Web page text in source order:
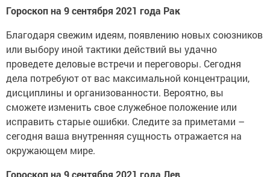
Гороскоп на 9 сентября 2021 года Рак
Благодаря свежим идеям, появлению новых союзников
или выбору иной тактики действий вы удачно
проведете деловые встречи и переговоры. Сегодня
дела потребуют от вас максимальной концентрации,
дисциплины и организованности. Вероятно, вы
сможете изменить свое служебное положение или
исправить старые ошибки. Следите за приметами –
сегодня ваша внутренняя сущность отражается на
окружающем мире.
Гороскоп на 9 сентября 2021 года Лев